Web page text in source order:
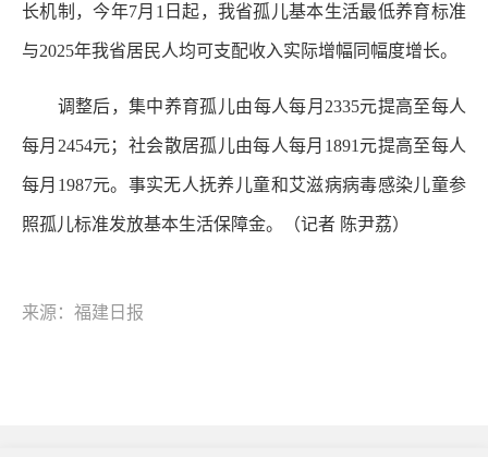
长机制，今年7月1日起，我省孤儿基本生活最低养育标准
与2025年我省居民人均可支配收入实际增幅同幅度增长。
调整后，集中养育孤儿由每人每月2335元提高至每人
每月2454元；社会散居孤儿由每人每月1891元提高至每人
每月1987元。事实无人抚养儿童和艾滋病病毒感染儿童参
照孤儿标准发放基本生活保障金。（记者 陈尹荔）
来源：福建日报